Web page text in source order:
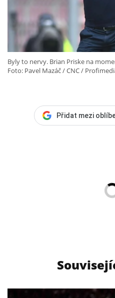
Byly to nervy. Brian Priske na
Foto: Pavel Mazáč / CNC /
Přidat mezi